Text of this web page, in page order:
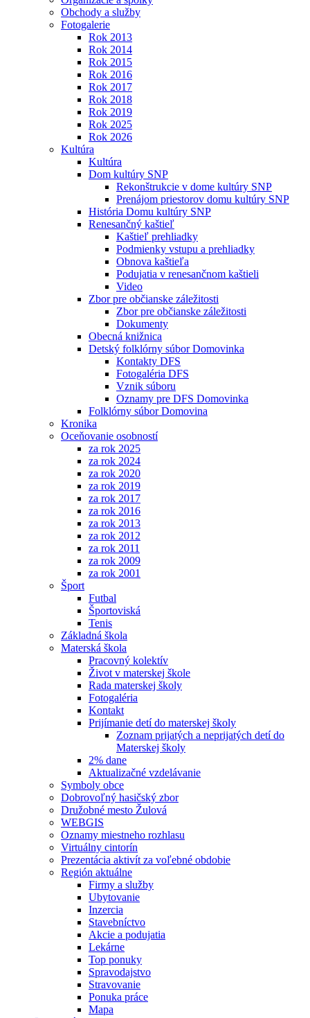
Obchody a služby
Fotogalerie
Rok 2013
Rok 2014
Rok 2015
Rok 2016
Rok 2017
Rok 2018
Rok 2019
Rok 2025
Rok 2026
Kultúra
Kultúra
Dom kultúry SNP
Rekonštrukcie v dome kultúry SNP
Prenájom priestorov domu kultúry SNP
História Domu kultúry SNP
Renesančný kaštieľ
Kaštieľ prehliadky
Podmienky vstupu a prehliadky
Obnova kaštieľa
Podujatia v renesančnom kaštieli
Video
Zbor pre občianske záležitosti
Zbor pre občianske záležitosti
Dokumenty
Obecná knižnica
Detský folklórny súbor Domovinka
Kontakty DFS
Fotogaléria DFS
Vznik súboru
Oznamy pre DFS Domovinka
Folklórny súbor Domovina
Kronika
Oceňovanie osobností
za rok 2025
za rok 2024
za rok 2020
za rok 2019
za rok 2017
za rok 2016
za rok 2013
za rok 2012
za rok 2011
za rok 2009
za rok 2001
Šport
Futbal
Športoviská
Tenis
Základná škola
Materská škola
Pracovný kolektív
Život v materskej škole
Rada materskej školy
Fotogaléria
Kontakt
Prijímanie detí do materskej školy
Zoznam prijatých a neprijatých detí do
Materskej školy
2% dane
Aktualizačné vzdelávanie
Symboly obce
Dobrovoľný hasičský zbor
Družobné mesto Žulová
WEBGIS
Oznamy miestneho rozhlasu
Virtuálny cintorín
Prezentácia aktivít za voľebné obdobie
Región aktuálne
Firmy a služby
Ubytovanie
Inzercia
Stavebníctvo
Akcie a podujatia
Lekárne
Top ponuky
Spravodajstvo
Stravovanie
Ponuka práce
Mapa